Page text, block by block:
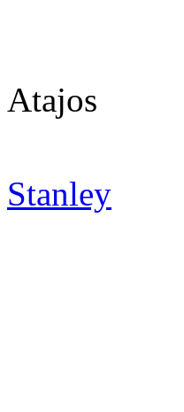
Atajos
Stanley